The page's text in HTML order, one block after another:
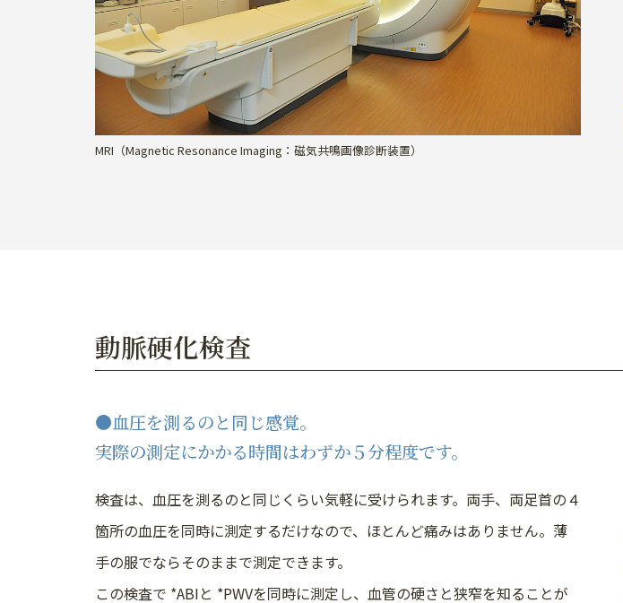
MRI（Magnetic Resonance Imaging：磁気共鳴画像診断装置）
動脈硬化検査
●血圧を測るのと同じ感覚。
実際の測定にかかる時間はわずか５分程度です。
検査は、血圧を測るのと同じくらい気軽に受けられます。両手、両足首の４
箇所の血圧を同時に測定するだけなので、ほとんど痛みはありません。薄
手の服でならそのままで測定できます。
この検査で *ABIと *PWVを同時に測定し、血管の硬さと狭窄を知ることが